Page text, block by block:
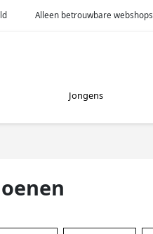
Alleen betrouwbare webshops
Jongens